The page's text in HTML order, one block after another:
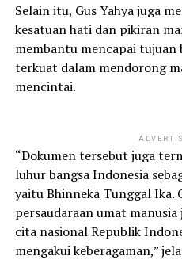
Selain itu, Gus Yahya juga
kesatuan hati dan pikiran
membantu mencapai tujuan
terkuat dalam mendorong
mencintai.
“Dokumen tersebut juga
luhur bangsa Indonesia
yaitu Bhinneka Tunggal Ika.
persaudaraan umat
cita nasional Republik
mengakui keberagaman,”